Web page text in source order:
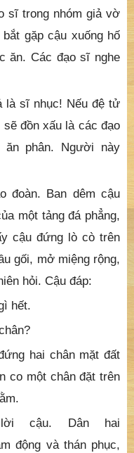
sĩ trong nhóm giả vờ
gặp cậu xuống hố
ăn. Các đạo sĩ nghe
là sĩ nhục! Nếu đệ tử
đồn xấu là các đạo
phân. Người này
đoàn. Ban dêm cậu
một tảng đá phẳng,
cậu đứng lò cò trên
gối, mở miệng rộng,
hỏi. Cậu đáp:
hết.
hai chân mặt đất
co một chân đặt trên
cậu. Dân hai
động và thán phục,